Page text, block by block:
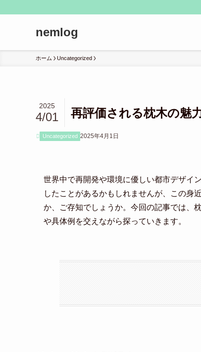
nemlog
ホーム Uncategorized
再評価される枕木の魅
2025
4/01
Uncategorized 2025年4月1日
世界中で再開発や環境に優しい都市デザイ
したことがあるかもしれませんが、この身
か、ご存知でしょうか。今回の記事では、
や具体例を交えながら探っていきます。